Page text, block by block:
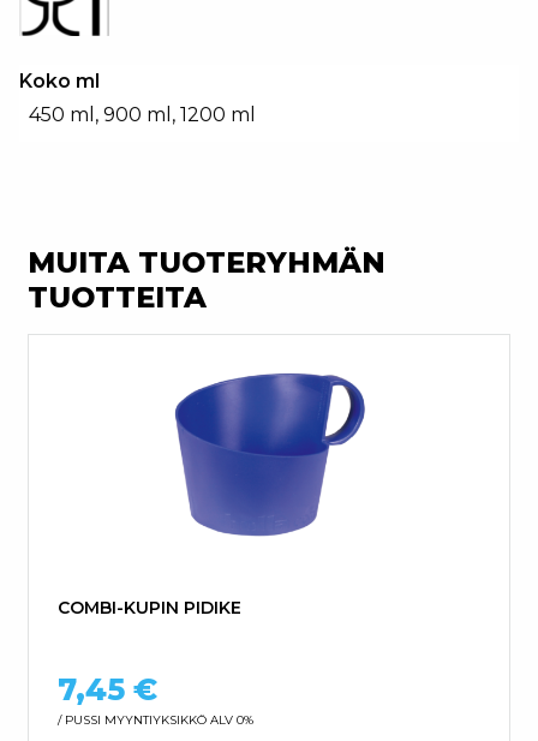
Koko ml
450 ml, 900 ml, 1200 ml
MUITA TUOTERYHMÄN
TUOTTEITA
COMBI-KUPIN PIDIKE
7,45 €
/ PUSSI MYYNTIYKSIKKÖ ALV 0%